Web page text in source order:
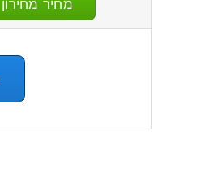
מחיר מחירון